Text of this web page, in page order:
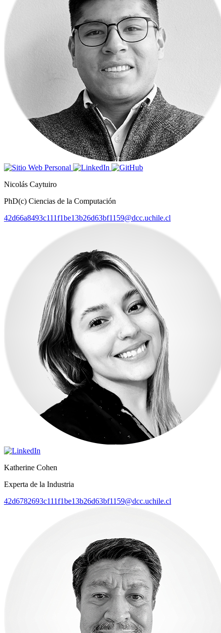
Nicolás Caytuiro
PhD(c) Ciencias de la Computación
42d66a8493c111f1be13b26d63bf1159@dcc.uchile.cl
Katherine Cohen
Experta de la Industria
42d6782693c111f1be13b26d63bf1159@dcc.uchile.cl